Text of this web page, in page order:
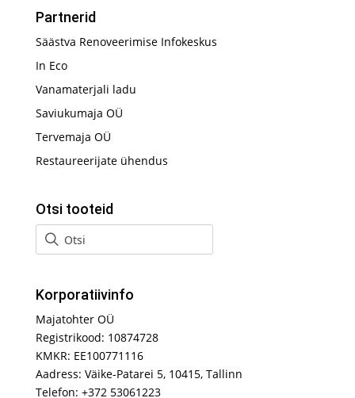
Partnerid
Säästva Renoveerimise Infokeskus
In Eco
Vanamaterjali ladu
Saviukumaja OÜ
Tervemaja OÜ
Restaureerijate ühendus
Otsi tooteid
Korporatiivinfo
Majatohter OÜ
Registrikood: 10874728
KMKR: EE100771116
Aadress: Väike-Patarei 5, 10415, Tallinn
Telefon: +372 53061223